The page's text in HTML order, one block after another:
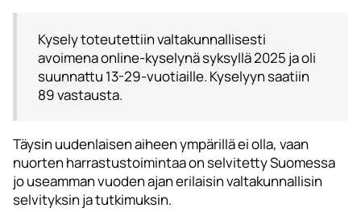
Kysely toteutettiin valtakunnallisesti
avoimena online-kyselynä syksyllä 2025 ja oli
suunnattu 13-29-vuotiaille. Kyselyyn saatiin
89 vastausta.
Täysin uudenlaisen aiheen ympärillä ei olla, vaan
nuorten harrastustoimintaa on selvitetty Suomessa
jo useamman vuoden ajan erilaisin valtakunnallisin
selvityksin ja tutkimuksin.